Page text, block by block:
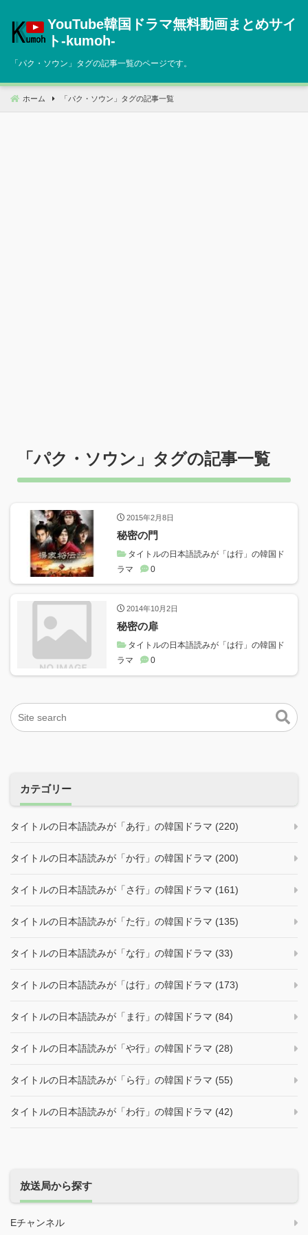
へ
動
YouTube韓国ドラマ無料動画まとめサイ
ト‐kumoh‐
「パク・ソウン 」タグの記事一覧のページです。
ホーム 「 パク・ソウン 」タグの記事一覧
「パク・ソウン 」タグの記事一覧
2015年2月8日
秘密の門
タイトルの日本語読みが「は行」の韓国ド
ラマ
0
2014年10月2日
秘密の扉
タイトルの日本語読みが「は行」の韓国ド
ラマ
0
カテゴリー
タイトルの日本語読みが「あ行」の韓国ドラマ (220)
タイトルの日本語読みが「か行」の韓国ドラマ (200)
タイトルの日本語読みが「さ行」の韓国ドラマ (161)
タイトルの日本語読みが「た行」の韓国ドラマ (135)
タイトルの日本語読みが「な行」の韓国ドラマ (33)
タイトルの日本語読みが「は行」の韓国ドラマ (173)
タイトルの日本語読みが「ま行」の韓国ドラマ (84)
タイトルの日本語読みが「や行」の韓国ドラマ (28)
タイトルの日本語読みが「ら行」の韓国ドラマ (55)
タイトルの日本語読みが「わ行」の韓国ドラマ (42)
放送局から探す
Eチャンネル